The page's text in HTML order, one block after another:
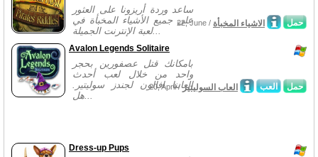
ساعد وردة أريزونا على العثور
على جميع الأشياء المخبأة في
لعبة الإنترنت الجميلة...
حمل 22, June / الاشياء المخبأة
Avalon Legends Solitaire
بامكانك قتل عصفورين بحجر
واحد من خلال لعب أحدث
العابنا افالون لجندز سوليتير.
هل...
حمل العب 20, April /العاب السوليتير
Dress-up Pups